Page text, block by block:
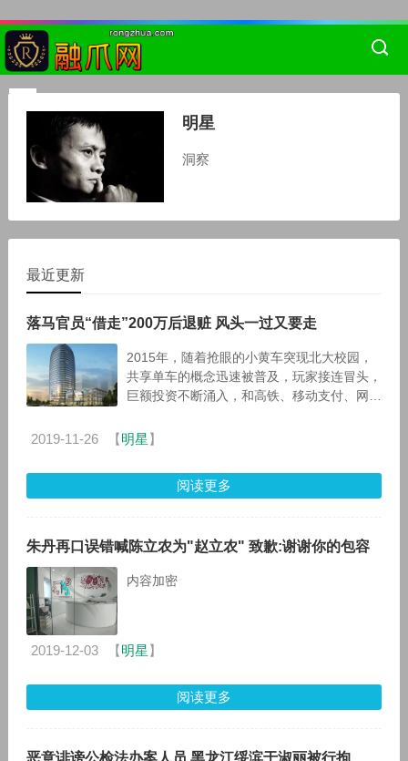
明星
洞察
最近更新
落马官员“借走”200万后退赃 风头一过又要走
2015年，随着抢眼的小黄车突现北大校园，
共享单车的概念迅速被普及，玩家接连冒头，
巨额投资不断涌入，和高铁、移动支付、网购
今年，共享单车
2019-11-26 【明星 】
阅读更多
朱丹再口误错喊陈立农为"赵立农" 致歉:谢谢你的包容
内容加密
2019-12-03 【明星 】
阅读更多
恶意诽谤公检法办案人员 黑龙江绥滨于淑丽被行拘